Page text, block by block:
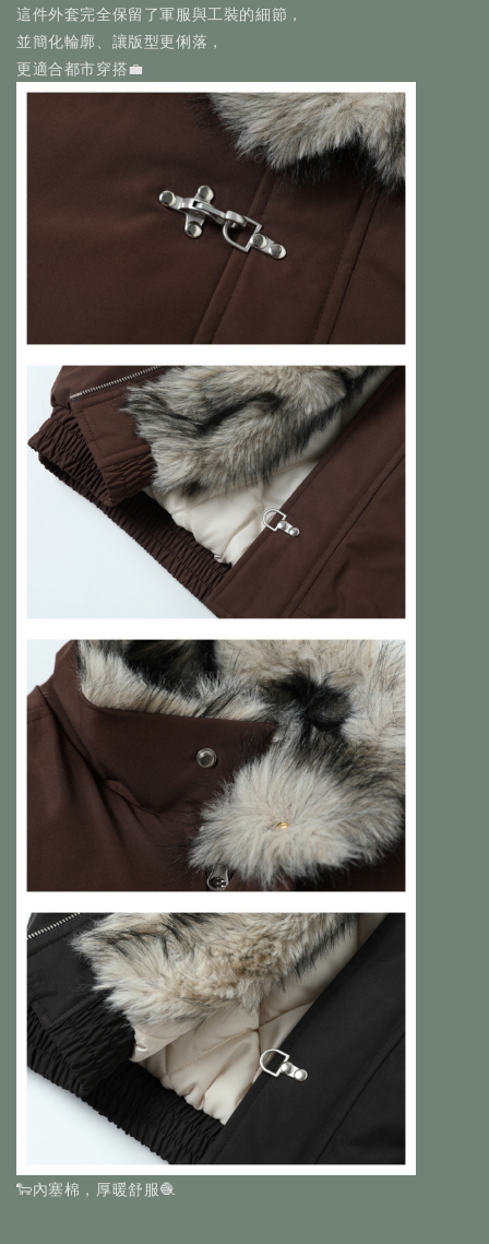
這件外套完全保留了軍服與工裝的細節，
並簡化輪廓、讓版型更俐落，
更適合都市穿搭💼
🐑內塞棉，厚暖舒服🧶